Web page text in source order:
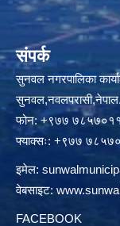
संपर्क
सुनवल नगरपालिका
सुनवल,नवलपरासी,नेपाल.
फोन: +९७७
फ्याक्सः: +९७७
इमेल:
वेबसाइट:
FACEBOOK